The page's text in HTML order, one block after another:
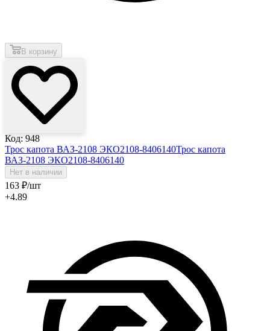
В корзину
Код: 948
Трос капота ВАЗ-2108 ЭКО2108-8406140Трос капота
ВАЗ-2108 ЭКО2108-8406140
Нет в наличии
163 ₽/шт
+4.89